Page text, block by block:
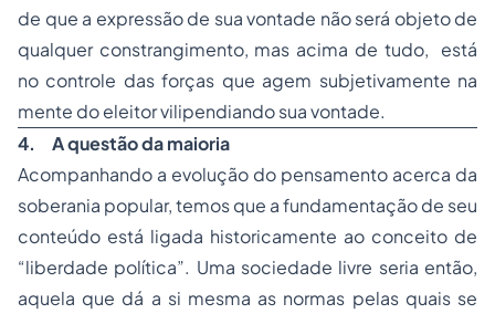
de que a expressão de sua vontade não será objeto de
qualquer constrangimento, mas acima de tudo, está
no controle das forças que agem subjetivamente na
mente do eleitor vilipendiando sua vontade.
4.
A questão da maioria
Acompanhando a evolução do pensamento acerca da
soberania popular, temos que a fundamentação de seu
conteúdo está ligada historicamente ao conceito de
“liberdade política”. Uma sociedade livre seria então,
aquela que dá a si mesma as normas pelas quais se